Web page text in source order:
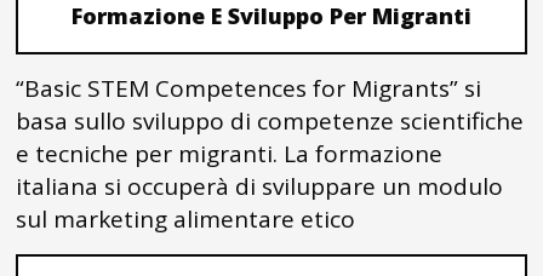
Formazione E Sviluppo Per Migranti
“Basic STEM Competences for Migrants” si
basa sullo sviluppo di competenze scientifiche
e tecniche per migranti. La formazione
italiana si occuperà di sviluppare un modulo
sul marketing alimentare etico